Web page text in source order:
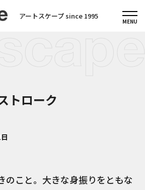
アートスケープ since 1995
トローク
のこと。大きな身振りをともな